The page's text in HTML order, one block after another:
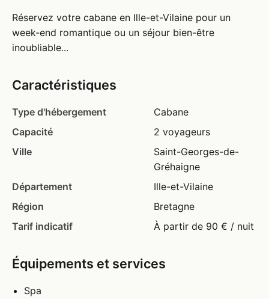
Réservez votre cabane en Ille-et-Vilaine pour un
week-end romantique ou un séjour bien-être
inoubliable...
Caractéristiques
Type d'hébergement
Cabane
Capacité
2 voyageurs
Ville
Saint-Georges-de-
Gréhaigne
Département
Ille-et-Vilaine
Région
Bretagne
Tarif indicatif
À partir de 90 € / nuit
Équipements et services
Spa